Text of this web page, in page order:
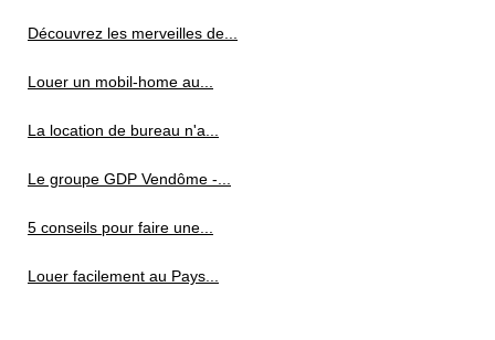
Découvrez les merveilles de...
Louer un mobil-home au...
La location de bureau n'a...
Le groupe GDP Vendôme -...
5 conseils pour faire une...
Louer facilement au Pays...